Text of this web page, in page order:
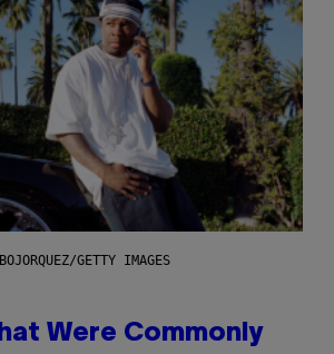
GETTY IMAGES
Were Commonly